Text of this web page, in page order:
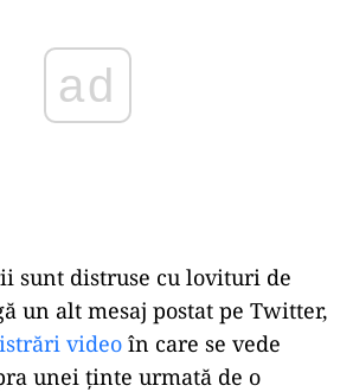
sunt distruse cu lovituri de
un alt mesaj postat pe Twitter,
video în care se vede
unei ţinte urmată de o